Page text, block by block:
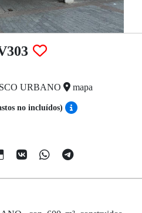
URBANO mapa
no incluídos)